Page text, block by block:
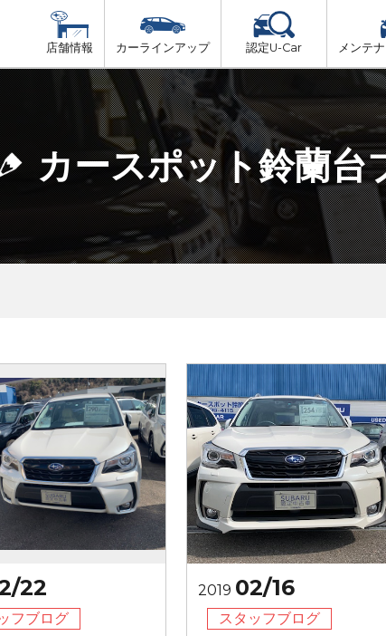
店舗情報
舗一覧 但馬
播磨
阪神方面
カーラインアップ 認定U-Car メンテ
ビス
ップ
車検（法定24か月点検）
法定 12ヶ月 点検
6ヶ月ごとの セーフティ チェック
車検 3ヶ月前 無料診断
カースポット鈴蘭台
22
フブログ
2019 02/16
スタッフブログ